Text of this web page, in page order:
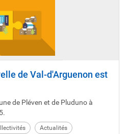
de Val-d'Arguenon est
de Pléven et de Pluduno à
Actualités